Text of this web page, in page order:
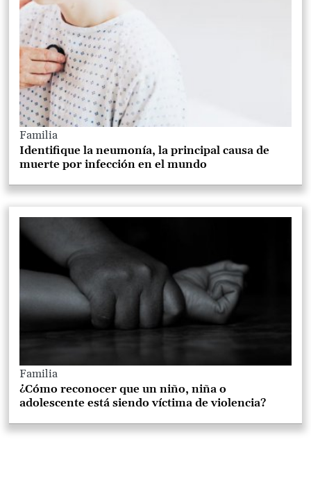
Familia
Identifique la neumonía, la principal causa de
muerte por infección en el mundo
Familia
¿Cómo reconocer que un niño, niña o
adolescente está siendo víctima de violencia?